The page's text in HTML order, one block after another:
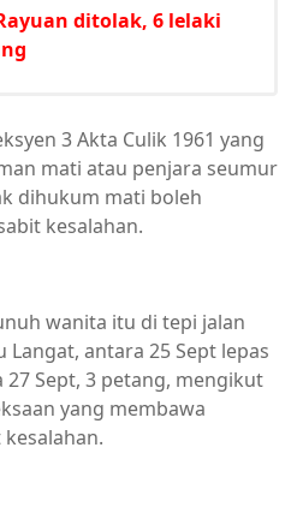
ditolak, 6 lelaki
3 Akta Culik 1961 yang
mati atau penjara seumur
dihukum mati boleh
kesalahan.
wanita itu di tepi jalan
Langat, antara 25 Sept lepas
Sept, 3 petang, mengikut
yang membawa